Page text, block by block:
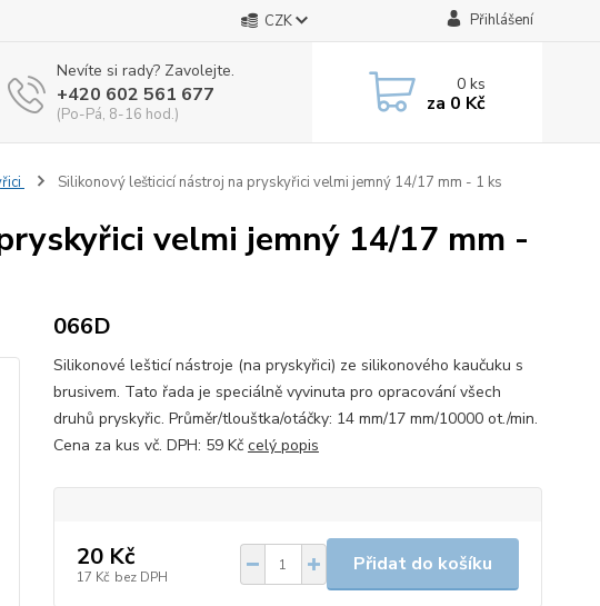
CZK Přihlášení
Nevíte si rady? Zavolejte.
+420 602 561 677
(Po-Pá, 8-16 hod.)
0ks
za 0 Kč
Silikonový lešticicí nástroj na pryskyřici velmi jemný 14/17 mm - 1 ks
velmi jemný 14/17 mm -
066D
Silikonové lešticí nástroje (na pryskyřici) ze silikonového kaučuku s
brusivem. Tato řada je speciálně vyvinuta pro opracování všech
druhů pryskyřic. Průměr/tlouštka/otáčky: 14 mm/17 mm/10000 ot./min.
Cena za kus vč. DPH: 59 Kč celý popis
20 Kč
17 Kč bez DPH
Přidat do košíku